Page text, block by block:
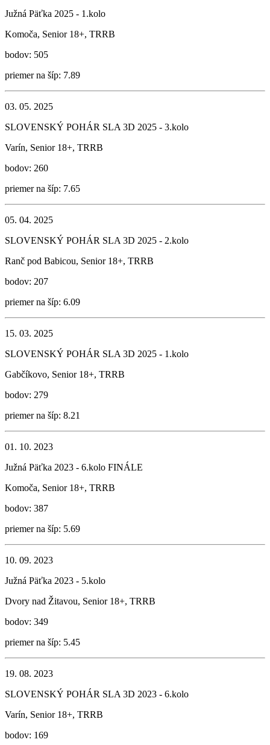
Južná Päťka 2025 - 1.kolo
Komoča, Senior 18+, TRRB
bodov: 505
priemer na šíp: 7.89
03. 05. 2025
SLOVENSKÝ POHÁR SLA 3D 2025 - 3.kolo
Varín, Senior 18+, TRRB
bodov: 260
priemer na šíp: 7.65
05. 04. 2025
SLOVENSKÝ POHÁR SLA 3D 2025 - 2.kolo
Ranč pod Babicou, Senior 18+, TRRB
bodov: 207
priemer na šíp: 6.09
15. 03. 2025
SLOVENSKÝ POHÁR SLA 3D 2025 - 1.kolo
Gabčíkovo, Senior 18+, TRRB
bodov: 279
priemer na šíp: 8.21
01. 10. 2023
Južná Päťka 2023 - 6.kolo FINÁLE
Komoča, Senior 18+, TRRB
bodov: 387
priemer na šíp: 5.69
10. 09. 2023
Južná Päťka 2023 - 5.kolo
Dvory nad Žitavou, Senior 18+, TRRB
bodov: 349
priemer na šíp: 5.45
19. 08. 2023
SLOVENSKÝ POHÁR SLA 3D 2023 - 6.kolo
Varín, Senior 18+, TRRB
bodov: 169